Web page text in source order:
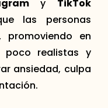
y TikTok
las personas
promoviendo en
poco realistas y
ansiedad, culpa